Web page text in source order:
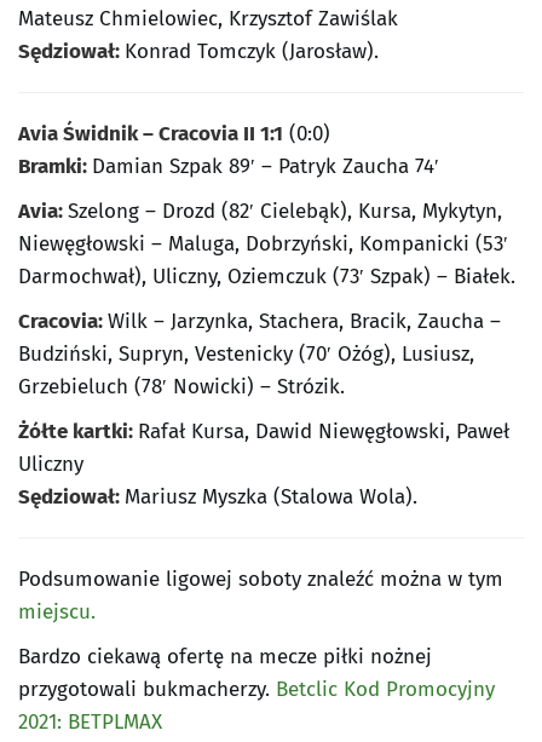
Mateusz Chmielowiec, Krzysztof Zawiślak
Sędziował: Konrad Tomczyk (Jarosław).
Avia Świdnik – Cracovia II 1:1 (0:0)
Bramki: Damian Szpak 89′ – Patryk Zaucha 74′
Avia:Szelong – Drozd (82′ Cielebąk), Kursa, Mykytyn,
Niewęgłowski – Maluga, Dobrzyński, Kompanicki (53′
Darmochwał), Uliczny, Oziemczuk (73′ Szpak) – Białek.
Cracovia:Wilk – Jarzynka, Stachera, Bracik, Zaucha –
Budziński, Supryn, Vestenicky (70′ Ożóg), Lusiusz,
Grzebieluch (78′ Nowicki) – Strózik.
Żółte kartki: Rafał Kursa, Dawid Niewęgłowski, Paweł
Uliczny
Sędziował: Mariusz Myszka (Stalowa Wola).
Podsumowanie ligowej soboty znaleźć można w tym
miejscu.
Bardzo ciekawą ofertę na mecze piłki nożnej
przygotowali bukmacherzy. Betclic Kod Promocyjny
2021: BETPLMAX